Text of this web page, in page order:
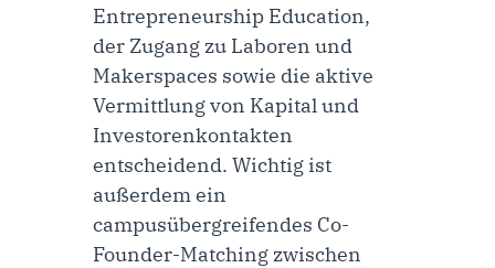
Entrepreneurship Education,
der Zugang zu Laboren und
Makerspaces sowie die aktive
Vermittlung von Kapital und
Investorenkontakten
entscheidend. Wichtig ist
außerdem ein
campusübergreifendes Co-
Founder-Matching zwischen